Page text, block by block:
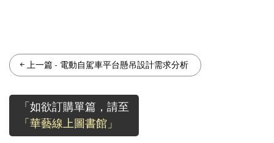
上一篇 - 電動自駕車平台懸吊設計需求分析
「如欲訂購單篇，請至
「華藝線上圖書館」